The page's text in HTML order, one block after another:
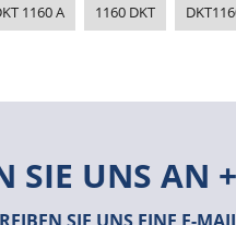
1160 A 1160 DKT
SIE UNS AN